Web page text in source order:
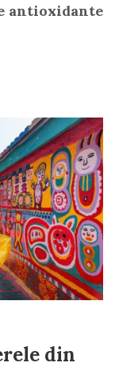
antioxidante
din